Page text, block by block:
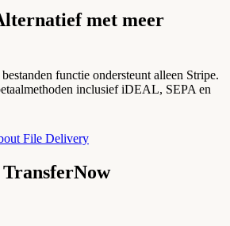
met meer
functie ondersteunt alleen Stripe.
inclusief iDEAL, SEPA en
File Delivery
TransferNow